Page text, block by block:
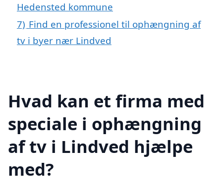
Hedensted kommune
7) Find en professionel til ophængning af
tv i byer nær Lindved
Hvad kan et firma med
speciale i ophængning
af tv i Lindved hjælpe
med?